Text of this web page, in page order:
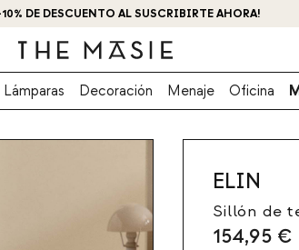
DE DESCUENTO AL SUSCRIBIRTE AHORA!
Lámparas Decoración Menaje Oficina
ELIN
Sillón de
154,95 €